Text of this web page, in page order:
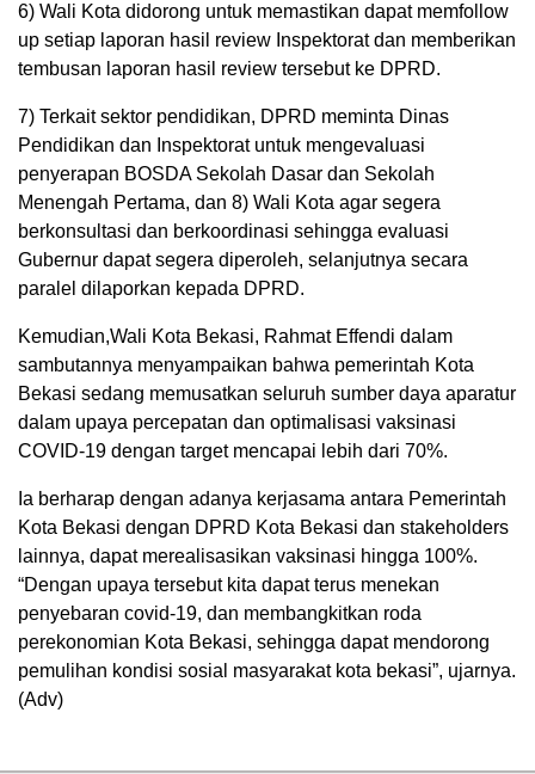
6) Wali Kota didorong untuk memastikan dapat memfollow
up setiap laporan hasil review Inspektorat dan memberikan
tembusan laporan hasil review tersebut ke DPRD.
7) Terkait sektor pendidikan, DPRD meminta Dinas
Pendidikan dan Inspektorat untuk mengevaluasi
penyerapan BOSDA Sekolah Dasar dan Sekolah
Menengah Pertama, dan 8) Wali Kota agar segera
berkonsultasi dan berkoordinasi sehingga evaluasi
Gubernur dapat segera diperoleh, selanjutnya secara
paralel dilaporkan kepada DPRD.
Kemudian,Wali Kota Bekasi, Rahmat Effendi dalam
sambutannya menyampaikan bahwa pemerintah Kota
Bekasi sedang memusatkan seluruh sumber daya aparatur
dalam upaya percepatan dan optimalisasi vaksinasi
COVID-19 dengan target mencapai lebih dari 70%.
Ia berharap dengan adanya kerjasama antara Pemerintah
Kota Bekasi dengan DPRD Kota Bekasi dan stakeholders
lainnya, dapat merealisasikan vaksinasi hingga 100%.
“Dengan upaya tersebut kita dapat terus menekan
penyebaran covid-19, dan membangkitkan roda
perekonomian Kota Bekasi, sehingga dapat mendorong
pemulihan kondisi sosial masyarakat kota bekasi”, ujarnya.
(Adv)